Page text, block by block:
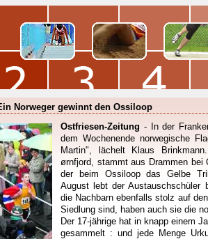
Norweger gewinnt den Ossiloop
Ostfriesen-Zeitung - In der
dem Wochenende norwegische
Martin", lächelt Klaus
ørnfjord, stammt aus Drammen bei
der beim Ossiloop das Gelbe
August lebt der Austauschschüler
die Nachbarn ebenfalls stolz auf
Siedlung sind, haben auch sie die
Der 17-jährige hat in knapp einem
gesammelt : und jede Menge